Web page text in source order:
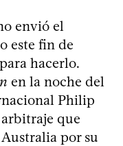
envió el
este fin de
hacerlo.
en la noche del
Philip
que
por su